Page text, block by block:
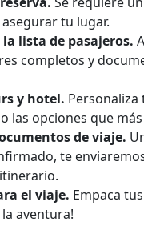
tu lugar.
lista de pasajeros.
completos y
y hotel. Personaliza
las opciones que
de viaje.
te
el viaje. Empaca
aventura!